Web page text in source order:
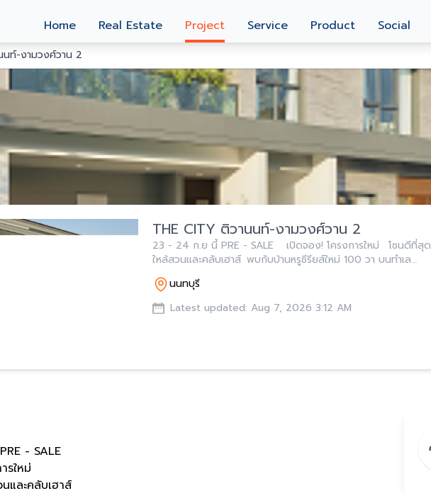
Home Real Estate Project Service Product Social
นท์-งามวงศ์วาน 2
THE CITY ติวานนท์-งามวงศ์วาน 2
23 - 24 ก.ย นี้ PRE - SALE เปิดจอง! โครงการใหม่ โซนดีที่สุด
ใหล้สวนและคลับเฮาส์ พบกับบ้านหรูซีรียส์ใหม่ 100 วา บนทำเล
ติวานนท์ * 5 ห้องนอน 500ตรม. 4 ที่จอดรถ* ใกล้เมือง
นนทบุรี
Latest updated: Aug 7, 2026 3:12 AM
PRE - SALE
รใหม่
และคลับเฮาส์